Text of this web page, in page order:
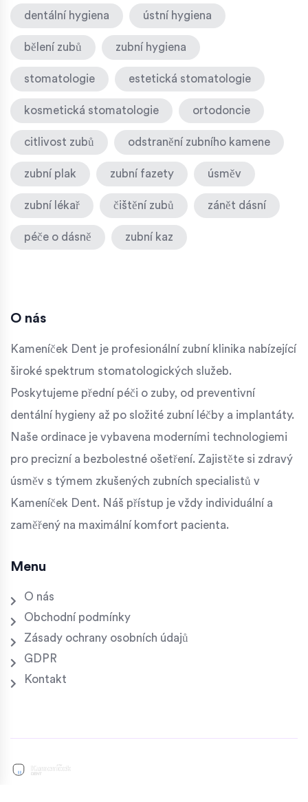
dentální hygiena ústní hygiena
bělení zubů zubní hygiena
stomatologie estetická stomatologie
kosmetická stomatologie ortodoncie
citlivost zubů odstranění zubního kamene
zubní plak zubní fazety úsměv
zubní lékař čištění zubů zánět dásní
péče o dásně zubní kaz
O nás
Kameníček Dent je profesionální zubní klinika nabízející
široké spektrum stomatologických služeb.
Poskytujeme přední péči o zuby, od preventivní
dentální hygieny až po složité zubní léčby a implantáty.
Naše ordinace je vybavena moderními technologiemi
pro precizní a bezbolestné ošetření. Zajistěte si zdravý
úsměv s týmem zkušených zubních specialistů v
Kameníček Dent. Náš přístup je vždy individuální a
zaměřený na maximální komfort pacienta.
Menu
O nás
Obchodní podmínky
Zásady ochrany osobních údajů
GDPR
Kontakt